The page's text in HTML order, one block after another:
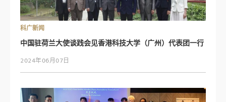
科广新闻
中国驻荷兰大使谈践会见香港科技大学（广州）代表团一行
2024年06月07日